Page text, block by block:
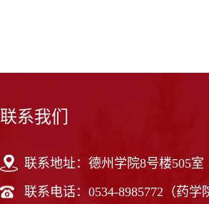
联系我们
联系地址：德州学院8号楼505室
联系电话：0534-8985772（药学